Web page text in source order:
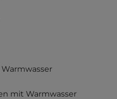
mit Warmwasser